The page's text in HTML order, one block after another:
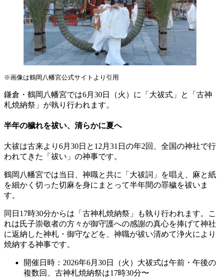
※画像は鶴岡八幡宮公式サイトより引用
鎌倉・鶴岡八幡宮では6月30日（火）に「大祓式」と「古神
札焼納祭」が執り行われます。
半年の穢れを祓い、清らかに夏へ
大祓は古来より6月30日と12月31日の年2回、全国の神社で行
われてきた「祓い」の神事です。
鶴岡八幡宮では当日、神職と共に「大祓詞」を唱え、麻と紙
を細かく切った切麻を身にまとって半年間の罪穢を祓いま
す。
同日17時30分からは「古神札焼納祭」も執り行われます。こ
れは氏子崇敬者の方々が御守護への感謝の真心を捧げて神社
に返納した神札・御守などを、神職が祓い清めて浄火により
焼納する神事です。
開催日時：2026年6月30日（火）大祓式は午前・午後の
複数回、古神札焼納祭は17時30分〜